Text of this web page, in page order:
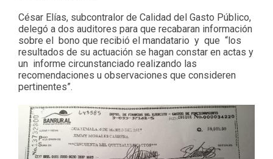
César Elías, subcontralor de Calidad del Gasto Público,
delegó a dos auditores para que recabaran información
sobre el bono que recibió el mandatario y que “los
resultados de su actuación se hagan constar en actas y
un informe circunstanciado realizando las
recomendaciones u observaciones que consideren
pertinentes”.